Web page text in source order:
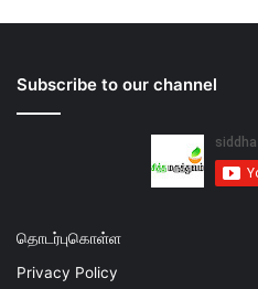
Subscribe to our channel
தொடர்புகொள்ள
Privacy Policy